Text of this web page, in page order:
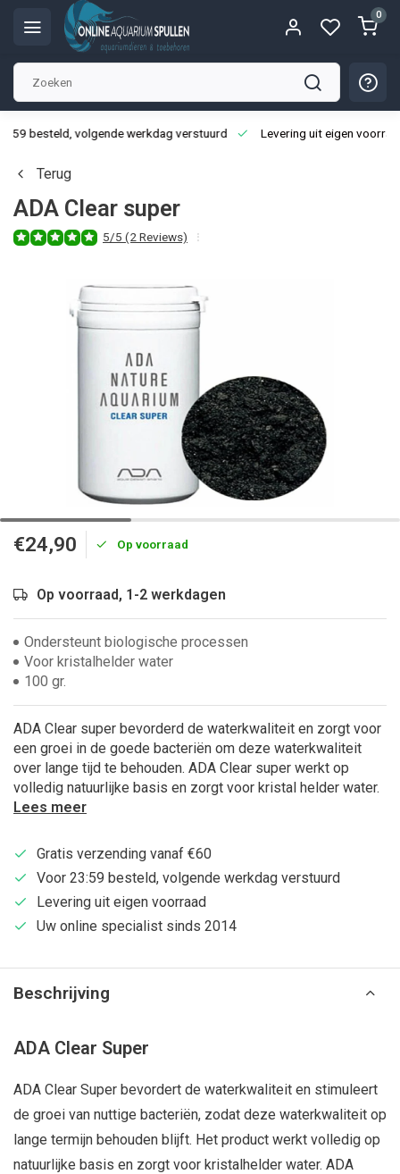
0
besteld, volgende werkdag verstuurd Levering uit eigen
Terug
ADA Clear super
5/5 (2 Reviews)
€24,90 Op voorraad
Op voorraad, 1-2 werkdagen
Ondersteunt biologische processen
Voor kristalhelder water
100 gr.
ADA Clear super bevorderd de waterkwaliteit en zorgt voor
een groei in de goede bacteriën om deze waterkwaliteit
over lange tijd te behouden. ADA Clear super werkt op
volledig natuurlijke basis en zorgt voor kristal helder water.
Lees meer
Gratis verzending vanaf €60
Voor 23:59 besteld, volgende werkdag verstuurd
Levering uit eigen voorraad
Uw online specialist sinds 2014
Beschrijving
ADA Clear Super
ADA Clear Super bevordert de waterkwaliteit en stimuleert
de groei van nuttige bacteriën, zodat deze waterkwaliteit op
lange termijn behouden blijft. Het product werkt volledig op
natuurlijke basis en zorgt voor kristalhelder water. ADA